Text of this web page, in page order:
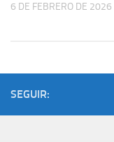
6 DE FEBRERO DE 2026
SEGUIR: